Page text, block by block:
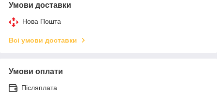
Умови доставки
Нова Пошта
Всі умови доставки
Умови оплати
Післяплата